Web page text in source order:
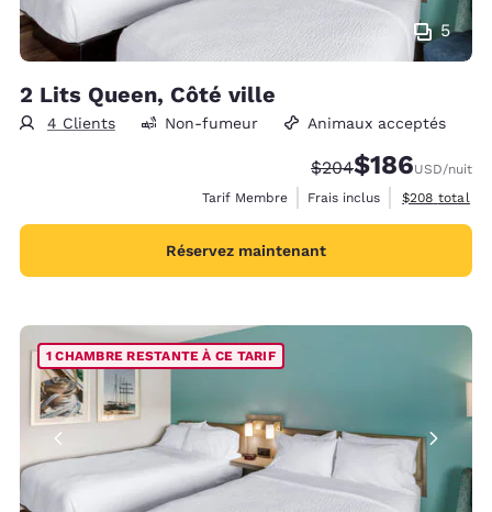
5
2 Lits Queen, Côté ville
4 Clients Non-fumeur Animaux acceptés
Tarif barré :
$204Tarif réduit :
$186USD/nuit
Tarif Membre
Frais inclus Afficher les
$208 total
Réservez maintenant
1 CHAMBRE RESTANTE À CE TARIF